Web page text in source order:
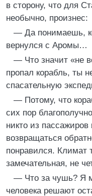
в сторону, что для
необычно, произнес:
— Да понимаешь,
вернулся с Аромы…
— Что значит «не
пропал корабль, ты
спасательную
— Потому, что
сих пор
никто из
возвращаться
понравился. Климат
замечательная, не
— Что за чушь? Я
человека решают